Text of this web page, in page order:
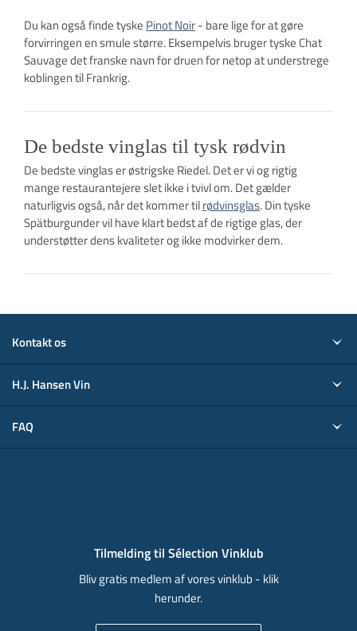
Du kan også finde tyske Pinot Noir- bare lige for at gøre
forvirringen en smule større. Eksempelvis bruger tyske Chat
Sauvage det franske navn for druen for netop at understrege
koblingen til Frankrig.
De bedste vinglas til tysk rødvin
De bedste vinglas er østrigske Riedel. Det er vi og rigtig
mange restaurantejere slet ikke i tvivl om. Det gælder
naturligvis også, når det kommer tilrødvinsglas. Din tyske
Spätburgunder vil have klart bedst af de rigtige glas, der
understøtter dens kvaliteter og ikke modvirker dem.
Kontakt os
H.J. Hansen Vin
FAQ
Tilmelding til Sélection Vinklub
Bliv gratis medlem af vores vinklub - klik
herunder.